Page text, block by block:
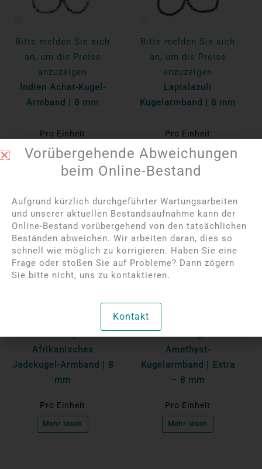
Bitte melden Sie sich
an, um die Preise
anzuzeigen
Indien Achat-Kugel-
Armband | 8 mm
Pro Einheit
Mehr lesen
Bitte melden Sie sich
an, um die Preise
anzuzeigen
Lapislazuli
Kugelarmband | 8 mm
Pro Einheit
Mehr lesen
Bitte melden Sie sich
anzuzeigen
Afrikanisches
Jadekugel-Armband | 8
mm
Pro Einheit
Mehr lesen
NICHT AUF LAGER
Bitte melden Sie sich
anzuzeigen
Amethyst-
Kugelarmband | Extra
– 8 mm
Pro Einheit
Mehr lesen
Vorübergehende Abweichungen
beim Online-Bestand
Aufgrund kürzlich durchgeführter Wartungsarbeiten
und unserer aktuellen Bestandsaufnahme kann der
Online-Bestand vorübergehend von den tatsächlichen
Beständen abweichen. Wir arbeiten daran, dies so
schnell wie möglich zu korrigieren. Haben Sie eine
Frage oder stoßen Sie auf Probleme? Dann zögern
Sie bitte nicht, uns zu kontaktieren.
Kontakt